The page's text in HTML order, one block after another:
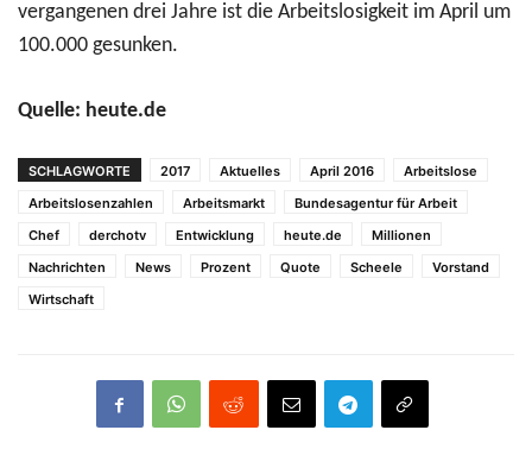
vergangenen drei Jahre ist die Arbeitslosigkeit im April um
100.000 gesunken.
Quelle: heute.de
SCHLAGWORTE 2017 Aktuelles April 2016
Arbeitslose
Arbeitslosenzahlen
Arbeitsmarkt
Bundesagentur für Arbeit
Chef
derchotv Entwicklung heute.de
Millionen
Nachrichten
News Prozent Quote Scheele
Vorstand
Wirtschaft